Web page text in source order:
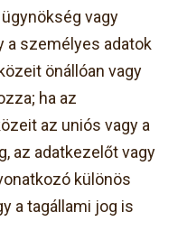
vagy
a személyes adatok
önállóan vagy
ha az
az uniós vagy a
az adatkezelőt vagy
különös
a tagállami jog is